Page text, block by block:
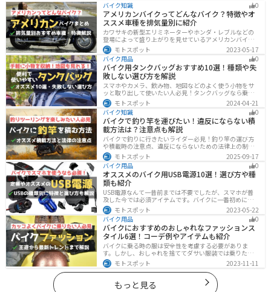
バイク知識 0
アメリカンバイクってどんなバイク？特徴やオ
ススメ車種を排気量別に紹介
カワサキの新型エリミネーターやホンダ・レブルなどの
登場によって盛り上がりを見せているアメリカンバイ
ク。スタイリッシュに乗れることはもちろん、ツーリン
グや通学通勤もこなせるアメリカンバイクの特徴や、オ
ススメの車種についてご紹介します！
モトスポット
2023-05-17
バイク用品
0
バイク用タンクバッグおすすめ10選！種類や失
敗しない選び方を解説
スマホやカメラ、飲み物、地図などのよく使う小物をサ
ッと取り出して使いたい人必見！タンクバッグなら乗車
中でも簡単に荷物を確認できます。脱着もマグネットや
吸盤でつけるだけで非常に簡単、しっかり固定したい人
はベルトを使うこともできます。
モトスポット
2024-04-21
バイク知識
0
バイクで釣り竿を運びたい！違反にならない積
載方法は？注意点も解説
バイクで釣りに行きたいライダー必見！釣り竿の運び方
や積載時の注意点、違反にならないための法律上の制限
を解説。風の影響やバランス、安全面のポイントを押さ
えつつ、おすすめのロッドケース・ロッドホルダー・コ
ンパクトロッドも紹介。ツーリング途中に気軽に釣りを
楽しみたい方にも最適な情報が満載
モトスポット
2025-09-17
バイク用品
0
オススメのバイク用USB電源10選！選び方や種
類も紹介
USB電源なんて一昔前までは不要でしたが、スマホが普
及した今では必須アイテムです。バイクに一番初めにつ
けたいグッズです。この記事では、そんなバイク用USB電
源の種類や選び方、オススメ商品を厳選して紹介します
ので、ぜひ参考にしてください。
モトスポット
2023-05-22
バイク用品
0
バイクにおすすめのおしゃれなファッションス
タイル6選！コーデ例やアイテムも紹介
バイクに乗る時の服は安全性を考慮する必要がありま
す。しかし、おしゃれを捨ててダサい服装では乗りたく
ないですよね？せっかくならカッコよく風を切って街を
歩きたいもの。この記事では、そんな願いを叶えるた
め、王道から流行ファッションまでバイクに乗るときの
ファッションを解説します。
モトスポット 2023-11-11
もっと見る